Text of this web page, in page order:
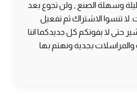
وسهلة الصنع , ولن تجوع بعد
لا تنسوا الاشتراك ثم تفعيل
حتى لا يفوتكم كل جديدكما اننا
والمراسلات بجدية ونهتم بها